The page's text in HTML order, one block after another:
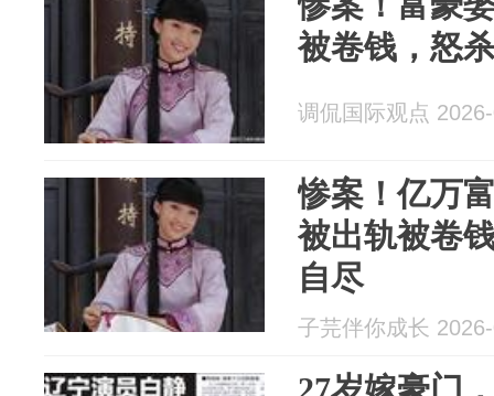
被卷钱，怒
调侃国际观点
惨案！亿万
被出轨被卷
自尽
子芫伴你成长